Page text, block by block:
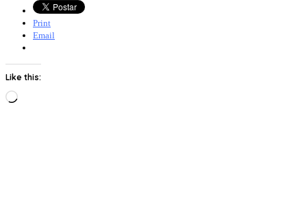
Print
Email
Like this:
Loading…